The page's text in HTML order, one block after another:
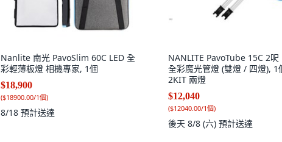
Nanlite 南光 PavoSlim 60C LED 全
彩輕薄板燈 相機專家, 1個
$18,900
($18900.00/1個)
8/18 預計送達
NANLITE PavoTube 15C 2呎
全彩魔光管燈 (雙燈 / 四燈), 1
2KIT 兩燈
$12,040
($12040.00/1個)
後天 8/8 (六) 預計送達